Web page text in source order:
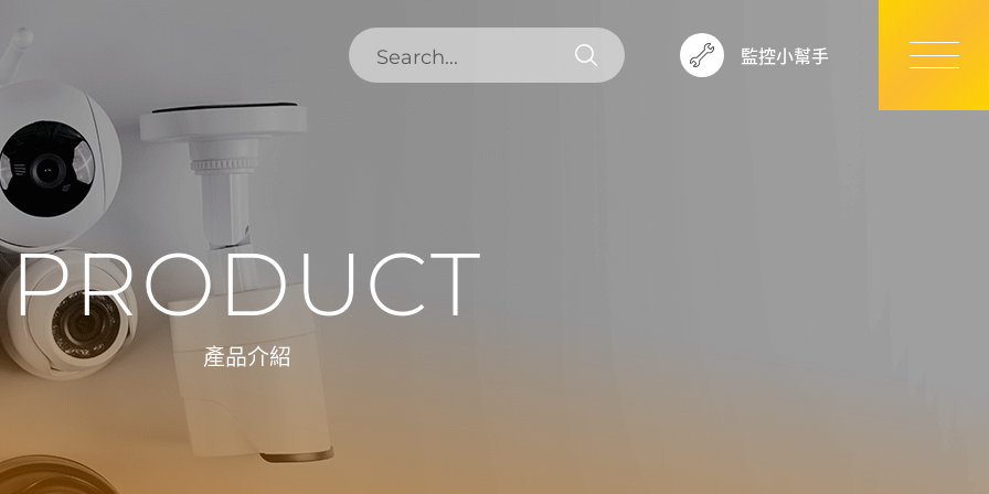
監控小幫手
PRODUCT
產品介紹